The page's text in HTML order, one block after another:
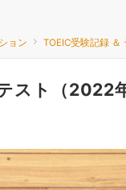
ョン TOEIC受験記録 ＆
スト（2022